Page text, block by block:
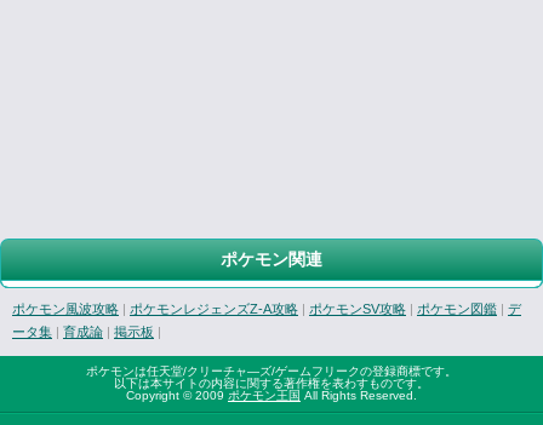
ポケモン関連
ポケモン風波攻略 | ポケモンレジェンズZ-A攻略 | ポケモンSV攻略 | ポケモン図鑑 | デ
ータ集 | 育成論 | 掲示板 |
ポケモンは任天堂/クリーチャ―ズ/ゲームフリークの登録商標です。
以下は本サイトの内容に関する著作権を表わすものです。
Copyright © 2009 ポケモン王国 All Rights Reserved.